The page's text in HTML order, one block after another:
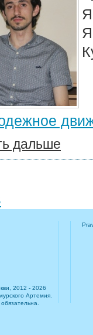
дальше
2012 - 2026
Артемия.